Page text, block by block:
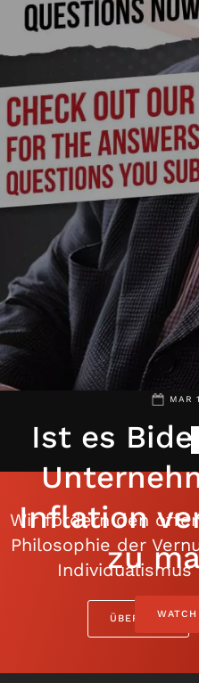
MAR
Ist es
Inflation
zu
Wir fördern den
Philosophie der
ÜBER UNS